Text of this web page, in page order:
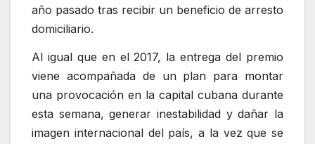
año pasado tras recibir un beneficio de arresto
domiciliario.
Al igual que en el 2017, la entrega del premio
viene acompañada de un plan para montar
una provocación en la capital cubana durante
esta semana, generar inestabilidad y dañar la
imagen internacional del país, a la vez que se